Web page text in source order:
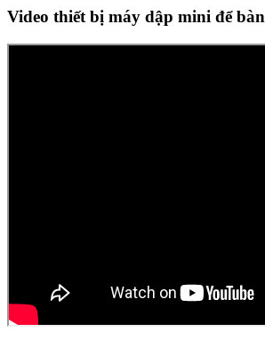
Video thiết bị máy dập mini để bàn